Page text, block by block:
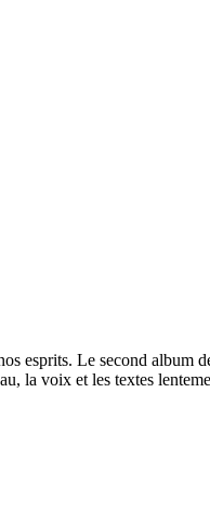
esprits. Le second album
la voix et les textes